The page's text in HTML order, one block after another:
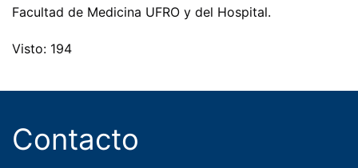
Facultad de Medicina UFRO y del Hospital.
Visto: 194
Contacto